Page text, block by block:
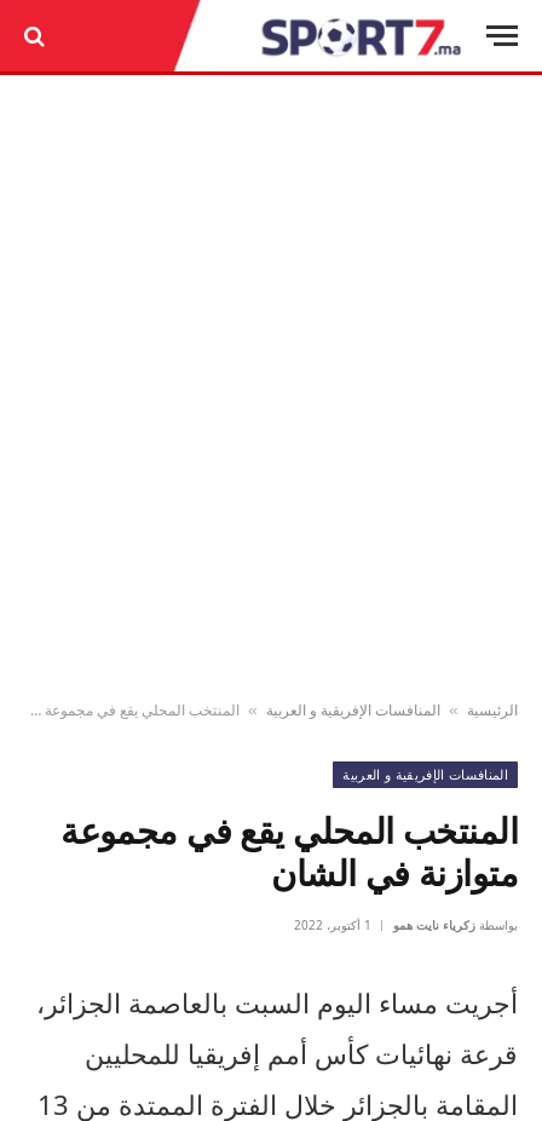
الرئيسية » المنافسات الإفريقية و العربية » المنتخب المحلي يقع في مجموعة متوازنة في الشان
المنافسات الإفريقية و العربية
المنتخب المحلي يقع في مجموعة
متوازنة في الشان
بواسطة زكرياء نايت همو 1 أكتوبر، 2022
أجريت مساء اليوم السبت بالعاصمة الجزائر،
قرعة نهائيات كأس أمم إفريقيا للمحليين
المقامة بالجزائر خلال الفترة الممتدة من 13